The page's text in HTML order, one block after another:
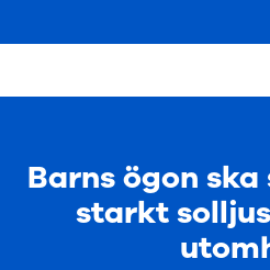
Barns ögon
starkt